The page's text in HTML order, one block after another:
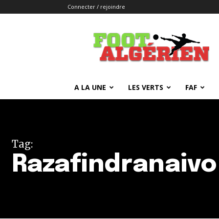
Connecter / rejoindre
FOOTALGERIEN
A LA UNE LES VERTS FAF
Tag: